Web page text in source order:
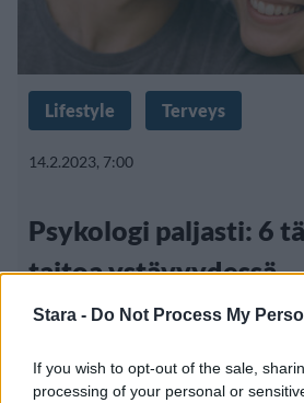
Stara - Do Not Process My
If you wish to opt-out of the sale,
processing of your personal or
Lifestyle Terveys
14.2.2023, 7:00
Psykologi paljasti: 6
taitoa ystävyydessä